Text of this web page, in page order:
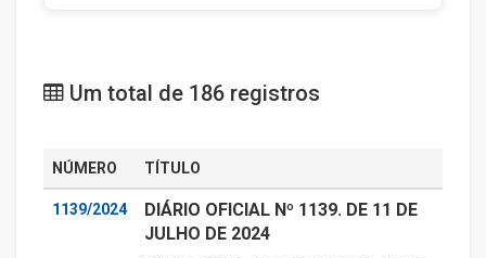
Um total de 186 registros
NÚMERO TÍTULO
1139/2024
DIÁRIO OFICIAL Nº 1139. DE 11 DE
JULHO DE 2024